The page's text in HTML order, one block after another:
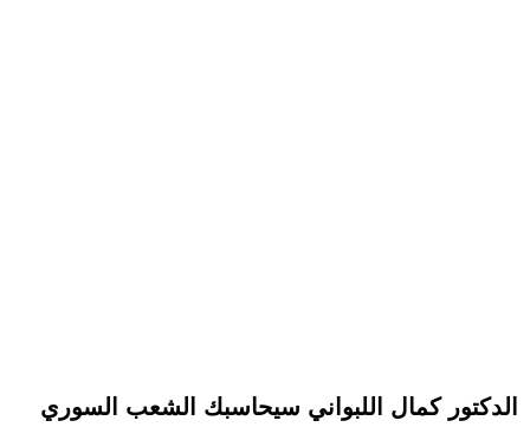
الدكتور كمال اللبواني سيحاسبك الشعب السوري